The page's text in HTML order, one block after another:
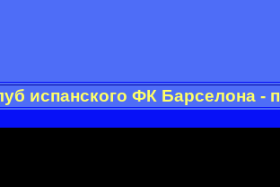
испанского ФК Барселона -